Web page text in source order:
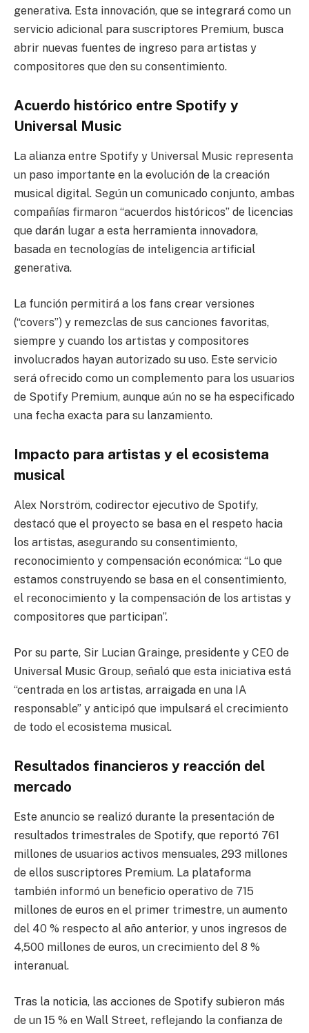
generativa. Esta innovación, que se integrará como un
servicio adicional para suscriptores Premium, busca
abrir nuevas fuentes de ingreso para artistas y
compositores que den su consentimiento.
Acuerdo histórico entre Spotify y
Universal Music
La alianza entre Spotify y Universal Music representa
un paso importante en la evolución de la creación
musical digital. Según un comunicado conjunto, ambas
compañías firmaron “acuerdos históricos” de licencias
que darán lugar a esta herramienta innovadora,
basada en tecnologías de inteligencia artificial
generativa.
La función permitirá a los fans crear versiones
(“covers”) y remezclas de sus canciones favoritas,
siempre y cuando los artistas y compositores
involucrados hayan autorizado su uso. Este servicio
será ofrecido como un complemento para los usuarios
de Spotify Premium, aunque aún no se ha especificado
una fecha exacta para su lanzamiento.
Impacto para artistas y el ecosistema
musical
Alex Norström, codirector ejecutivo de Spotify,
destacó que el proyecto se basa en el respeto hacia
los artistas, asegurando su consentimiento,
reconocimiento y compensación económica: “Lo que
estamos construyendo se basa en el consentimiento,
el reconocimiento y la compensación de los artistas y
compositores que participan”.
Por su parte, Sir Lucian Grainge, presidente y CEO de
Universal Music Group, señaló que esta iniciativa está
“centrada en los artistas, arraigada en una IA
responsable” y anticipó que impulsará el crecimiento
de todo el ecosistema musical.
Resultados financieros y reacción del
mercado
Este anuncio se realizó durante la presentación de
resultados trimestrales de Spotify, que reportó 761
millones de usuarios activos mensuales, 293 millones
de ellos suscriptores Premium. La plataforma
también informó un beneficio operativo de 715
millones de euros en el primer trimestre, un aumento
del 40 % respecto al año anterior, y unos ingresos de
4,500 millones de euros, un crecimiento del 8 %
interanual.
Tras la noticia, las acciones de Spotify subieron más
de un 15 % en Wall Street, reflejando la confianza de